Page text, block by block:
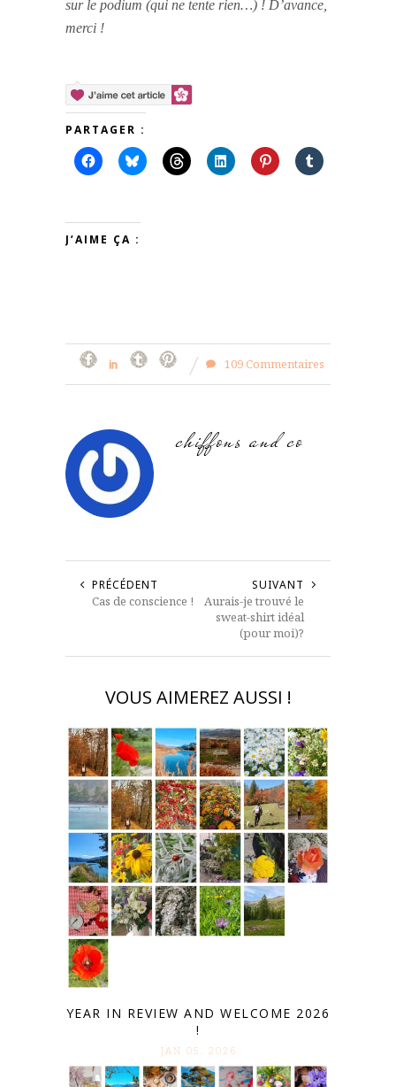
sur le podium (qui ne tente rien…) ! D’avance,
merci !
PARTAGER :
J’AIME ÇA :
109 Commentaires
chiffons and co
PRÉCÉDENT
Cas de conscience !
SUIVANT
Aurais-je trouvé le
sweat-shirt idéal
(pour moi)?
VOUS AIMEREZ AUSSI !
YEAR IN REVIEW AND WELCOME 2026
!
JAN 05. 2026